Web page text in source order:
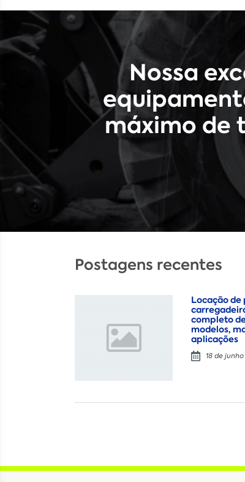
Nossa
máximo de
Postagens recentes
Locação de
completo
modelos,
aplicações
18 de